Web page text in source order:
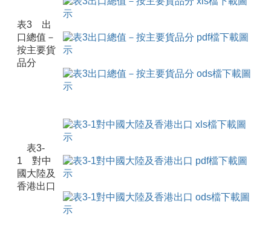
表3 出
口總值－
按主要貨
品分
表3-
1 對中
國大陸及
香港出口